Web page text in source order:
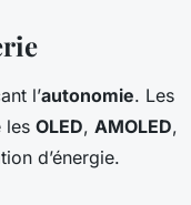
l’autonomie. Les
les OLED, AMOLED,
d’énergie.